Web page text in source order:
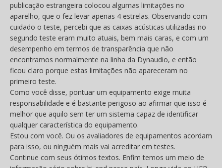
publicação estrangeira colocou algumas limitações no
aparelho, que o fez levar apenas 4 estrelas. Observando com
cuidado o teste, percebi que as caixas acústicas utilizadas no
segundo teste eram muito atuais, bem mais caras, e com um
desempenho em termos de transparência que não
encontramos normalmente na linha da Dynaudio, e então
ficou claro porque estas limitações não apareceram no
primeiro teste.
Como você disse, pontuar um equipamento exige muita
responsabilidade e é bastante perigoso ao afirmar que isso é
melhor que aquilo sem ter um sistema capaz de identificar
qualquer característica do equipamento.
Estou com você. Ou os avaliadores de equipamentos acordam
para isso, ou ninguém mais vai acreditar em testes.
Continue com seus ótimos textos. Enfim temos um meio de